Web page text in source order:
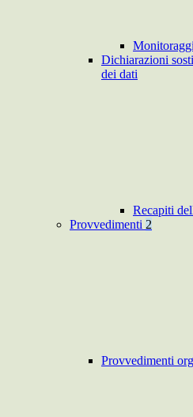
Dichiarazioni
dei dati
Recapiti
Provvedimenti 2
Provvedimenti